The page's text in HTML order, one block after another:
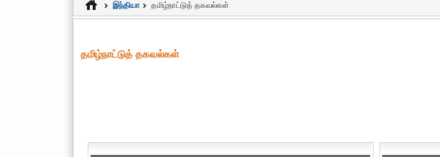
இந்தியா தமிழ்நாட்டுத் தகவல்கள்
தமிழ்நாட்டுத் தகவல்கள்